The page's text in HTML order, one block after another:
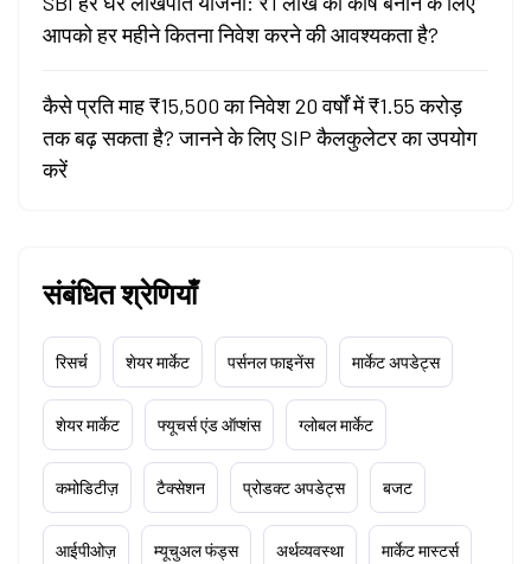
आपको हर महीने कितना निवेश करने की आवश्यकता है?
कैसे प्रति माह ₹15,500 का निवेश 20 वर्षों में ₹1.55 करोड़
तक बढ़ सकता है? जानने के लिए SIP कैलकुलेटर का उपयोग
करें
संबंधित श्रेणियाँ
रिसर्च शेयर मार्केट पर्सनल फाइनेंस मार्केट अपडेट्स
शेयर मार्केट फ्यूचर्स एंड ऑप्शंस ग्लोबल मार्केट
कमोडिटीज़ टैक्सेशन प्रोडक्ट अपडेट्स बजट
आईपीओज़ म्यूचुअल फंड्स अर्थव्यवस्था मार्केट मास्टर्स